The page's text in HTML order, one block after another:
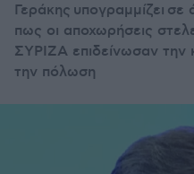
Γεράκης υπογραμμίζει
πως οι αποχωρήσεις
ΣΥΡΙΖΑ επιδείνωσαν
την πόλωση